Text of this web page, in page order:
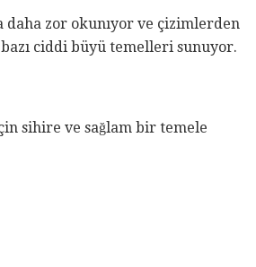
daha zor okunıyor ve çizimlerden
ciddi büyü temelleri sunuyor.
sihire ve sağlam bir temele